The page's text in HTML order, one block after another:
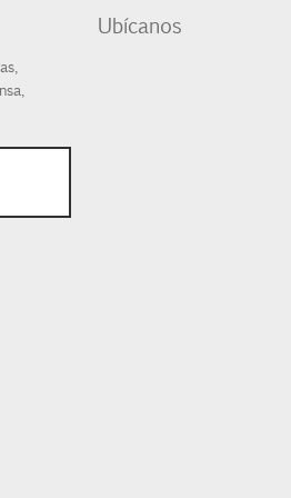
Ubícanos